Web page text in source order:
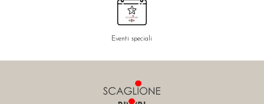
Eventi speciali